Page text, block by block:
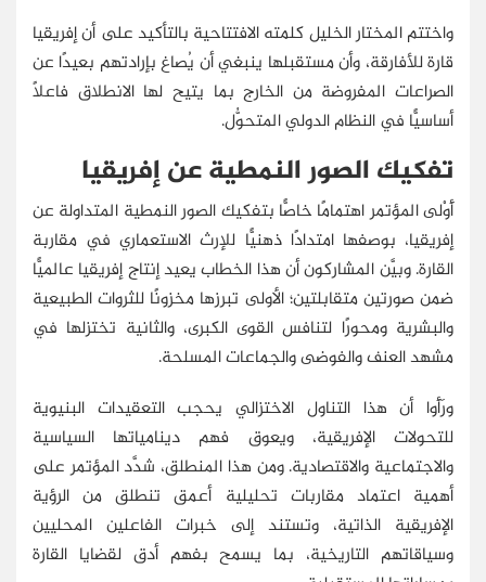
واختتم المختار الخليل كلمته الافتتاحية بالتأكيد على أن إفريقيا
قارة للأفارقة، وأن مستقبلها ينبغي أن يُصاغ بإرادتهم بعيدًا عن
الصراعات المفروضة من الخارج بما يتيح لها الانطلاق فاعلًا
أساسيًّا في النظام الدولي المتحوُّل.
تفكيك الصور النمطية عن إفريقيا
أَوْلى المؤتمر اهتمامًا خاصًّا بتفكيك الصور النمطية المتداولة عن
إفريقيا، بوصفها امتدادًا ذهنيًّا للإرث الاستعماري في مقاربة
القارة. وبيَّن المشاركون أن هذا الخطاب يعيد إنتاج إفريقيا عالميًّا
ضمن صورتين متقابلتين؛ الأولى تبرزها مخزونًا للثروات الطبيعية
والبشرية ومحورًا لتنافس القوى الكبرى، والثانية تختزلها في
مشهد العنف والفوضى والجماعات المسلحة.
ورَأَوا أن هذا التناول الاختزالي يحجب التعقيدات البنيوية
للتحولات الإفريقية، ويعوق فهم دينامياتها السياسية
والاجتماعية والاقتصادية. ومن هذا المنطلق، شدَّد المؤتمر على
أهمية اعتماد مقاربات تحليلية أعمق تنطلق من الرؤية
الإفريقية الذاتية، وتستند إلى خبرات الفاعلين المحليين
وسياقاتهم التاريخية، بما يسمح بفهم أدق لقضايا القارة